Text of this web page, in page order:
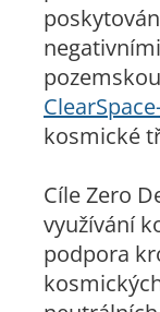
kosmické
Cíle Zero
využívání
podpora